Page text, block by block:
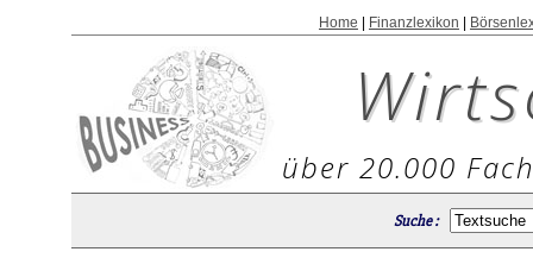
Home Finanzlexikon
über 20.000
Suche :